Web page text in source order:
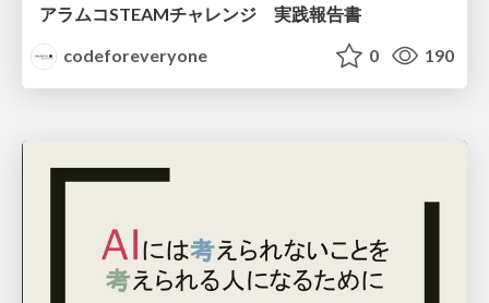
アラムコSTEAMチャレンジ 実践報告書
codeforeveryone
0 190